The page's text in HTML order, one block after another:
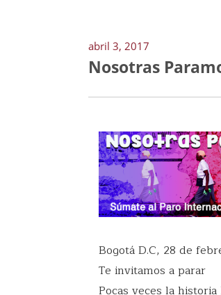
abril 3, 2017
Nosotras
Bogotá D.C, 28 de
Te invitamos a parar
Pocas veces la